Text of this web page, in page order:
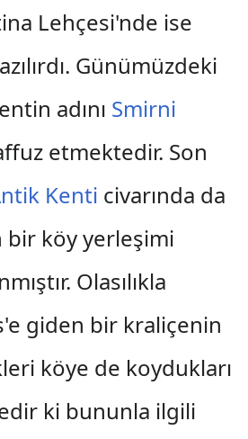
Lehçesi'nde ise
Günümüzdeki
adını Smirni
etmektedir. Son
Kenti civarında da
bir köy yerleşimi
Olasılıkla
giden bir kraliçenin
köye de koydukları
ki bununla ilgili